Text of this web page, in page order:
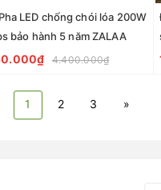
LED chống chói lóa 200W
bảo hành 5 năm ZALAA
4.400.000₫
1 2 3 »